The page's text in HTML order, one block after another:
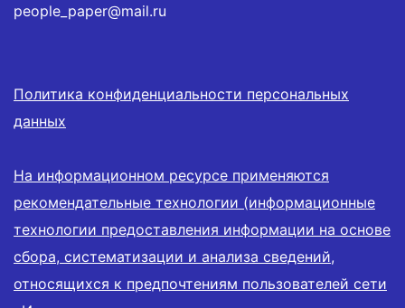
people_paper@mail.ru
Политика конфиденциальности персональных
данных
На информационном ресурсе применяются
рекомендательные технологии (информационные
технологии предоставления информации на основе
сбора, систематизации и анализа сведений,
относящихся к предпочтениям пользователей сети